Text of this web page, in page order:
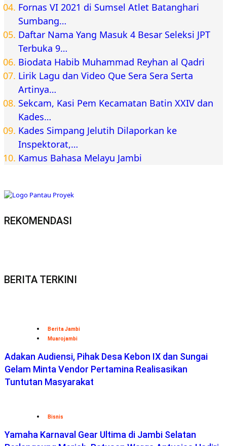
Fornas VI 2021 di Sumsel Atlet Batanghari
Sumbang…
Daftar Nama Yang Masuk 4 Besar Seleksi JPT
Terbuka 9…
Biodata Habib Muhammad Reyhan al Qadri
Lirik Lagu dan Video Que Sera Sera Serta
Artinya…
Sekcam, Kasi Pem Kecamatan Batin XXIV dan
Kades…
Kades Simpang Jelutih Dilaporkan ke
Inspektorat,…
Kamus Bahasa Melayu Jambi
REKOMENDASI
BERITA TERKINI
Berita Jambi
Muarojambi
Adakan Audiensi, Pihak Desa Kebon IX dan Sungai
Gelam Minta Vendor Pertamina Realisasikan
Tuntutan Masyarakat
Bisnis
Yamaha Karnaval Gear Ultima di Jambi Selatan